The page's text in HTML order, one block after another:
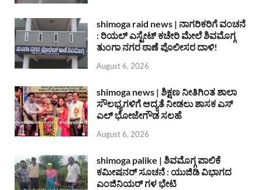
shimoga raid news | ನಾಗರಿಕರಿಗೆ ವಂಚನೆ
: ರಿಯಲ್ ಎಸ್ಟೇಟ್ ಕಚೇರಿ ಮೇಲೆ ಶಿವಮೊಗ್ಗ
ತುಂಗಾ ನಗರ ಠಾಣೆ ಪೊಲೀಸರ ದಾಳಿ!
August 6, 2026
shimoga news | ಶಿಕ್ಷಣ ನೀತಿಗಿಂತ ಶಾಲಾ
ಸೌಲಭ್ಯಗಳಿಗೆ ಆದ್ಯತೆ ನೀಡಲು ಶಾಸಕ ಎಸ್
ಎಲ್ ಭೋಜೇಗೌಡ ಸಲಹೆ
August 6, 2026
shimoga palike | ಶಿವಮೊಗ್ಗ ಪಾಲಿಕೆ
ಕಮೀಷನರ್ ಸೂಚನೆ : ಯುಜಿಡಿ ವಿಭಾಗದ
ಎಂಜಿನಿಯರ್ ಗಳ ಭೇಟಿ